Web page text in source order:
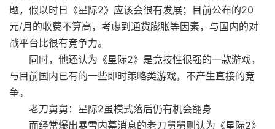
题，假以时日《星际2》应该会很有发展；目前公布的20
元/月的收费不算高，考虑到通货膨胀等因素，与国内的对
战平台比很有竞争力。
同时，他还认为《星际2》是竞技性很强的一款游戏，
与目前国内已有的一些即时策略类游戏，不产生直接的竞
争。
老刀舅舅：星际2虽模式落后仍有机会翻身
而经常爆出暴雪内幕消息的老刀舅舅则认为《星际2》